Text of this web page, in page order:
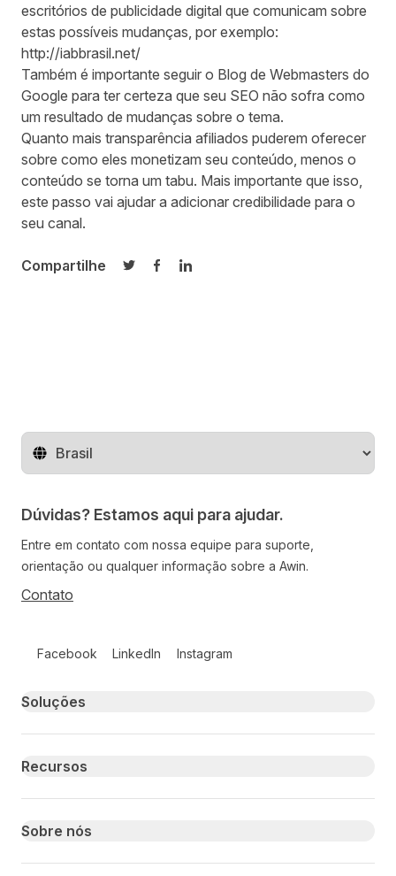
escritórios de publicidade digital que comunicam sobre
estas possíveis mudanças, por exemplo:
http://iabbrasil.net/
Também é importante seguir o Blog de Webmasters do
Google para ter certeza que seu SEO não sofra como
um resultado de mudanças sobre o tema.
Quanto mais transparência afiliados puderem oferecer
sobre como eles monetizam seu conteúdo, menos o
conteúdo se torna um tabu. Mais importante que isso,
este passo vai ajudar a adicionar credibilidade para o
seu canal.
Compartilhe
Compartilhar no Twitter
Compartilhar no Facebook
Compartilhar no LinkedIn
Mude o território
Dúvidas? Estamos aqui para ajudar.
Entre em contato com nossa equipe para suporte,
orientação ou qualquer informação sobre a Awin.
Contato
Facebook LinkedIn Instagram
Primary footer navigation
Soluções
Recursos
Sobre nós